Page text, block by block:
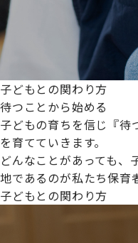
子どもとの関わり方
待つことから始める
子どもの育ちを信じ『待
を育てていきます。
どんなことがあっても、
地であるのが私たち保育
子どもとの関わり方